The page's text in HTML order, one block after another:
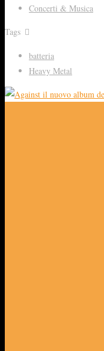
Concerti & Musica
Tags
batteria
Heavy Metal